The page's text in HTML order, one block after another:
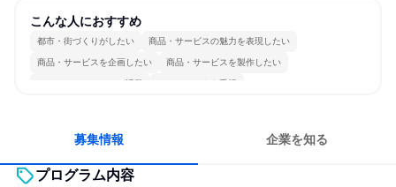
こんな人におすすめ
都市・街づくりがしたい 商品・サービスの魅力を表現したい
商品・サービスを企画したい 商品・サービスを製作したい
コミュニケーションが活発 チームワークを重視
募集情報 企業を知る
プログラム内容